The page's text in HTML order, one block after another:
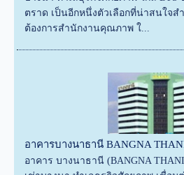
ตราด เป็นอีกหนึ่งตัวเลือกที่น่าสนใจส
ต้องการสำนักงานคุณภาพ ใ...
อาคารบางนาธานี BANGNA
อาคาร บางนาธานี (BANGNA